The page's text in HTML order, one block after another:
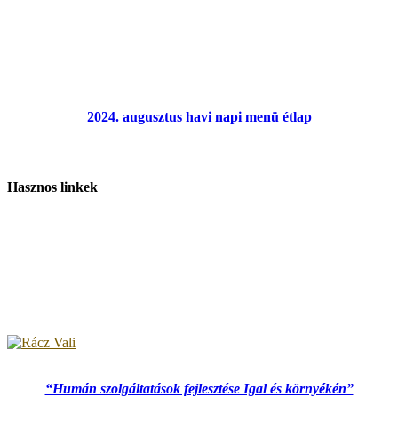
2024. augusztus havi napi menü étlap
Hasznos linkek
“Humán szolgáltatások fejlesztése Igal és környékén”